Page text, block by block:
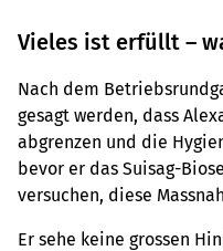
Vieles ist erfüllt –
Nach dem
gesagt werden, dass
abgrenzen und die
bevor er das Suisag-
versuchen, diese
Er sehe keine grossen